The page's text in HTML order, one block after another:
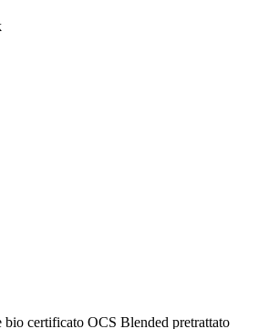
bio certificato OCS Blended pretrattato